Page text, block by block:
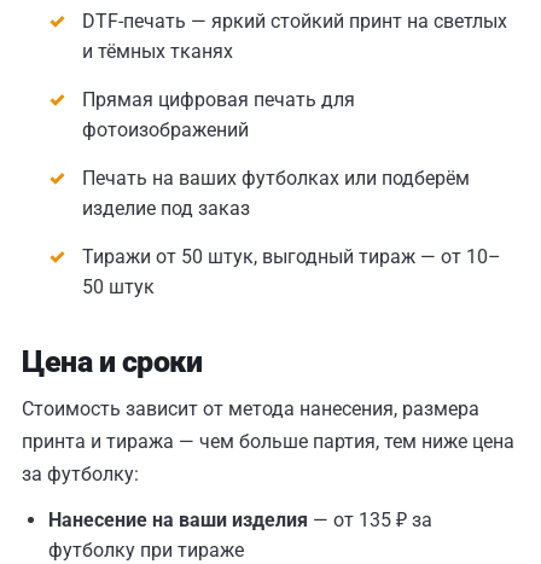
DTF-печать — яркий стойкий принт на светлых
и тёмных тканях
Прямая цифровая печать для
фотоизображений
Печать на ваших футболках или подберём
изделие под заказ
Тиражи от 50 штук, выгодный тираж — от 10–
50 штук
Цена и сроки
Стоимость зависит от метода нанесения, размера
принта и тиража — чем больше партия, тем ниже цена
за футболку:
Нанесение на ваши изделия — от 135 ₽ за
футболку при тираже